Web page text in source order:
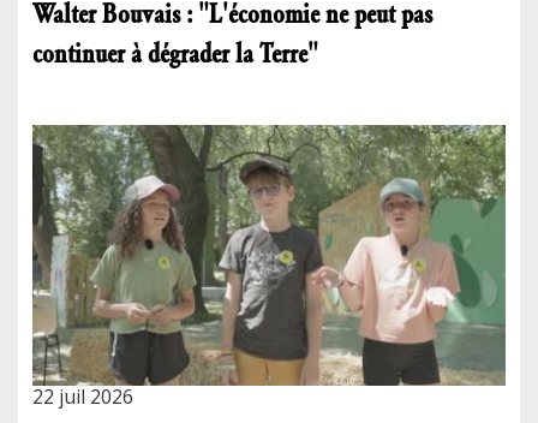
Walter Bouvais : "L'économie ne peut pas
continuer à dégrader la Terre"
22 juil 2026